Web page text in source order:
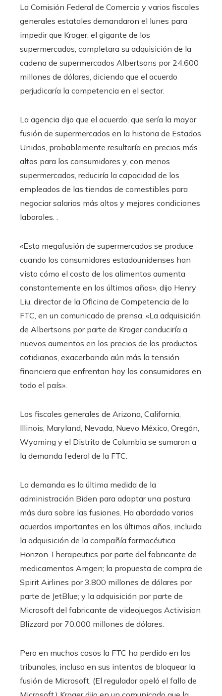
La Comisión Federal de Comercio y varios fiscales
generales estatales demandaron el lunes para
impedir que Kroger, el gigante de los
supermercados, completara su adquisición de la
cadena de supermercados Albertsons por 24.600
millones de dólares, diciendo que el acuerdo
perjudicaría la competencia en el sector.
La agencia dijo que el acuerdo, que sería la mayor
fusión de supermercados en la historia de Estados
Unidos, probablemente resultaría en precios más
altos para los consumidores y, con menos
supermercados, reduciría la capacidad de los
empleados de las tiendas de comestibles para
negociar salarios más altos y mejores condiciones
laborales. .
«Esta megafusión de supermercados se produce
cuando los consumidores estadounidenses han
visto cómo el costo de los alimentos aumenta
constantemente en los últimos años», dijo Henry
Liu, director de la Oficina de Competencia de la
FTC, en un comunicado de prensa. «La adquisición
de Albertsons por parte de Kroger conduciría a
nuevos aumentos en los precios de los productos
cotidianos, exacerbando aún más la tensión
financiera que enfrentan hoy los consumidores en
todo el país».
Los fiscales generales de Arizona, California,
Illinois, Maryland, Nevada, Nuevo México, Oregón,
Wyoming y el Distrito de Columbia se sumaron a
la demanda federal de la FTC.
La demanda es la última medida de la
administración Biden para adoptar una postura
más dura sobre las fusiones. Ha abordado varios
acuerdos importantes en los últimos años, incluida
la adquisición de la compañía farmacéutica
Horizon Therapeutics por parte del fabricante de
medicamentos Amgen; la propuesta de compra de
Spirit Airlines por 3.800 millones de dólares por
parte de JetBlue; y la adquisición por parte de
Microsoft del fabricante de videojuegos Activision
Blizzard por 70.000 millones de dólares.
Pero en muchos casos la FTC ha perdido en los
tribunales, incluso en sus intentos de bloquear la
fusión de Microsoft. (El regulador apeló el fallo de